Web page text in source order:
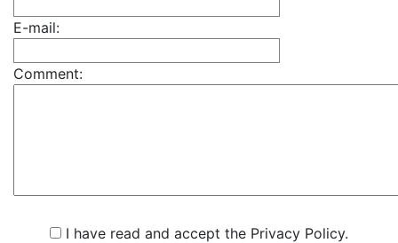
E-mail:
Comment:
I have read and accept the Privacy Policy.